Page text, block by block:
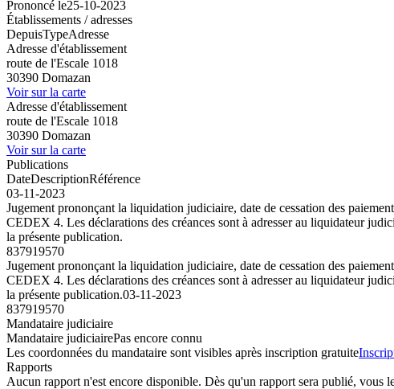
Prononcé le25-10-2023
Établissements / adresses
DepuisTypeAdresse
Adresse d'établissement
route de l'Escale 1018
30390 Domazan
Voir sur la carte
Adresse d'établissement
route de l'Escale 1018
30390 Domazan
Voir sur la carte
Publications
DateDescriptionRéférence
03-11-2023
Jugement prononçant la liquidation judiciaire, date de cessation des
CEDEX 4. Les déclarations des créances sont à adresser au liquidateur
la présente publication.
837919570
Jugement prononçant la liquidation judiciaire, date de cessation des
CEDEX 4. Les déclarations des créances sont à adresser au liquidateur
la présente publication.03-11-2023
837919570
Mandataire judiciaire
Mandataire judiciairePas encore connu
Les coordonnées du mandataire sont visibles après inscription gratuite
Rapports
Aucun rapport n'est encore disponible. Dès qu'un rapport sera publié, vous